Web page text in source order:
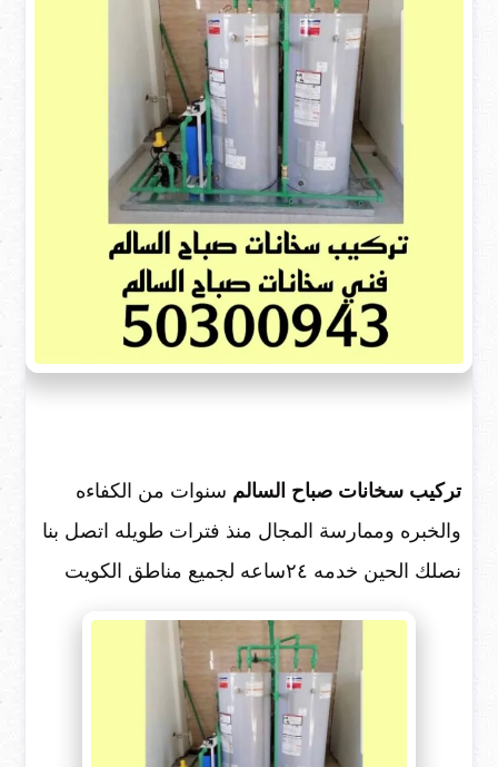
تركيب سخانات صباح السالم سنوات من الكفاءه
والخبره وممارسة المجال منذ فترات طويله اتصل بنا
نصلك الحين خدمه ٢٤ساعه لجميع مناطق الكويت